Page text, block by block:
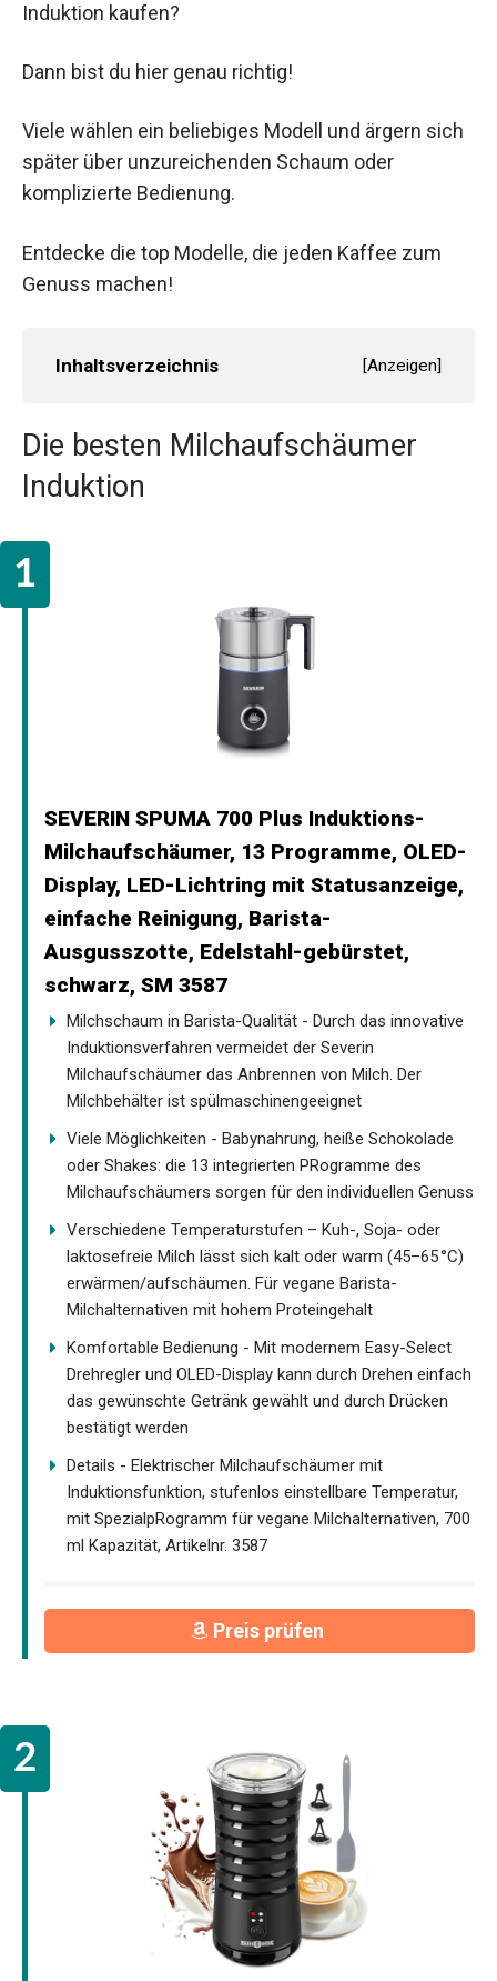
Induktion kaufen?
Dann bist du hier genau richtig!
Viele wählen ein beliebiges Modell und ärgern sich
später über unzureichenden Schaum oder
komplizierte Bedienung.
Entdecke die top Modelle, die jeden Kaffee zum
Genuss machen!
Inhaltsverzeichnis [Anzeigen]
Die besten Milchaufschäumer
Induktion
SEVERIN SPUMA 700 Plus Induktions-
Milchaufschäumer, 13 Programme, OLED-
Display, LED-Lichtring mit Statusanzeige,
einfache Reinigung, Barista-
Ausgusszotte, Edelstahl-gebürstet,
schwarz, SM 3587
Milchschaum in Barista-Qualität - Durch das innovative
Induktionsverfahren vermeidet der Severin
Milchaufschäumer das Anbrennen von Milch. Der
Milchbehälter ist spülmaschinengeeignet
Viele Möglichkeiten - Babynahrung, heiße Schokolade
oder Shakes: die 13 integrierten PRogramme des
Milchaufschäumers sorgen für den individuellen Genuss
Verschiedene Temperaturstufen – Kuh-, Soja- oder
laktosefreie Milch lässt sich kalt oder warm (45–65 °C)
erwärmen/aufschäumen. Für vegane Barista-
Milchalternativen mit hohem Proteingehalt
Komfortable Bedienung - Mit modernem Easy-Select
Drehregler und OLED-Display kann durch Drehen einfach
das gewünschte Getränk gewählt und durch Drücken
bestätigt werden
Details - Elektrischer Milchaufschäumer mit
Induktionsfunktion, stufenlos einstellbare Temperatur,
mit SpezialpRogramm für vegane Milchalternativen, 700
ml Kapazität, Artikelnr. 3587
Preis prüfen